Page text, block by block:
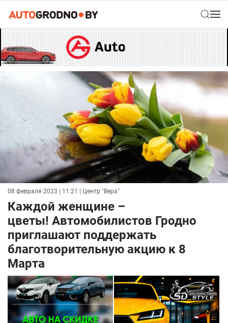
08 февраля 2023 | 11:21 | Центр "Вера"
Каждой женщине –
цветы! Автомобилистов Гродно
приглашают поддержать
благотворительную акцию к 8
Марта